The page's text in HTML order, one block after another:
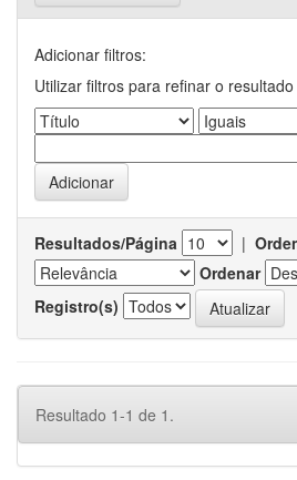
Adicionar filtros:
Utilizar filtros para refinar o
Resultados/Página |
Ordenar
Registro(s)
Resultado 1-1 de 1.